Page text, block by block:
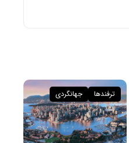
ترفندها جهانگردی